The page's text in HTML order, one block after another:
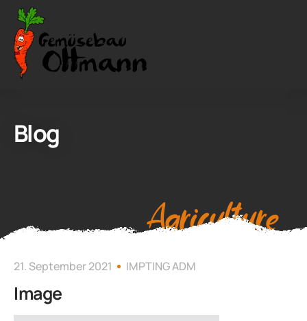
Blog
Agriculture
21. September 2021 IMPTING ADM
Image